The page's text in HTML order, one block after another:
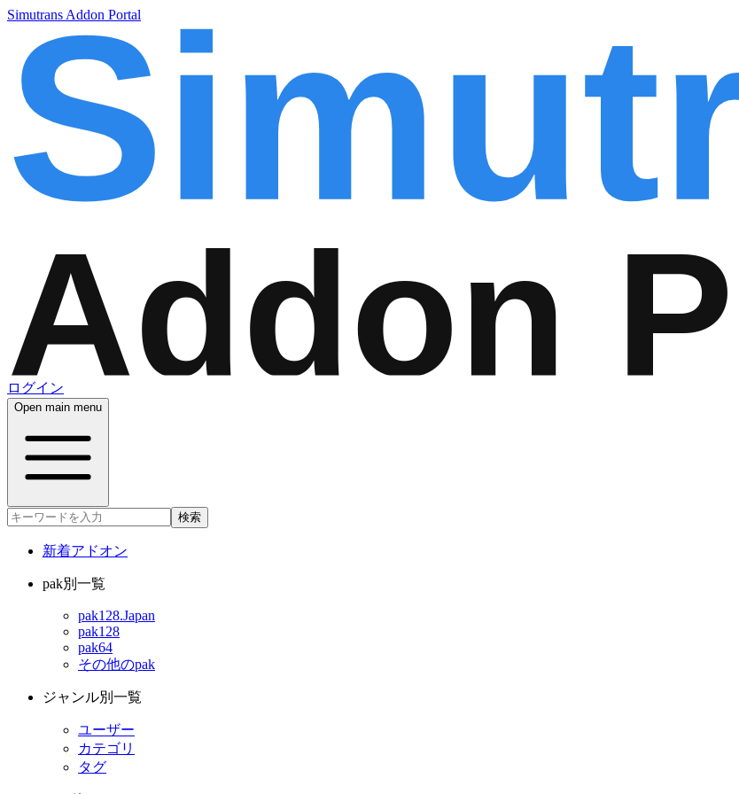
Simutrans Addon Portal
ログイン
Open main menu
検索
新着アドオン
pak別一覧
pak128.Japan
pak128
pak64
その他のpak
ジャンル別一覧
ユーザー
カテゴリ
タグ